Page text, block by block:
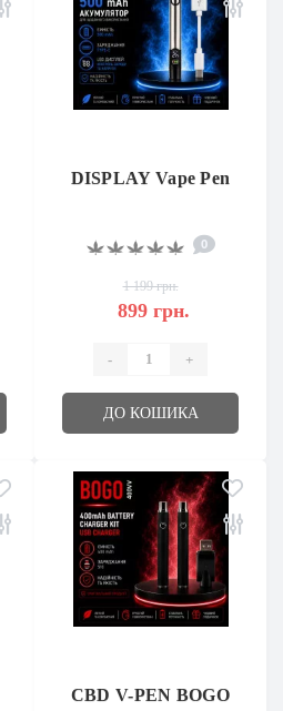
DISPLAY Vape Pen
0
1 199 грн.
899 грн.
- +
ДО КОШИКА
CBD V-PEN BOGO